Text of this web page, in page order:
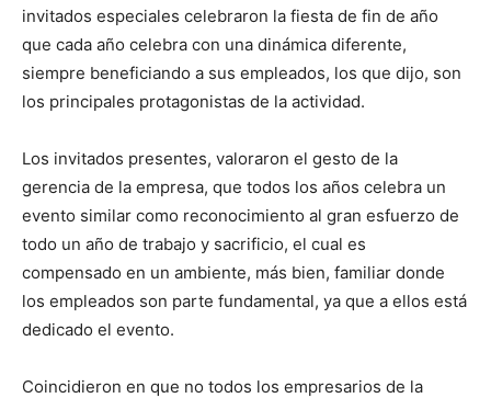
invitados especiales celebraron la fiesta de fin de año
que cada año celebra con una dinámica diferente,
siempre beneficiando a sus empleados, los que dijo, son
los principales protagonistas de la actividad.
Los invitados presentes, valoraron el gesto de la
gerencia de la empresa, que todos los años celebra un
evento similar como reconocimiento al gran esfuerzo de
todo un año de trabajo y sacrificio, el cual es
compensado en un ambiente, más bien, familiar donde
los empleados son parte fundamental, ya que a ellos está
dedicado el evento.
Coincidieron en que no todos los empresarios de la